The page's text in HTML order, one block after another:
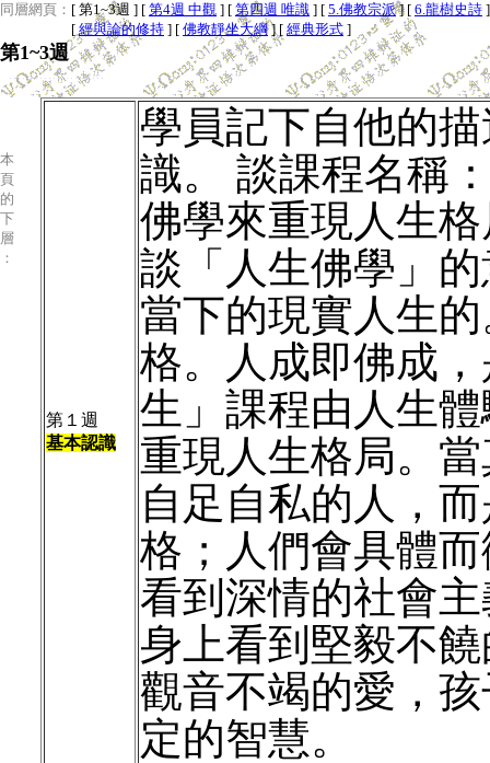
同層網頁： [ 第1~3週 ] [ 第4週 中觀 ] [ 第四週 唯識 ] [ 5.佛教宗派] [ 6.龍樹史詩 ]
[ 經與論的修持 ] [ 佛教靜坐大綱] [ 經典形式 ]
第1~3週
本
頁
的
下
層
：
第１週
基本認識
學員記下自他的
識。 談課程名稱
佛學來重現人生
談「人生佛學」
當下的現實人生
格。人成即佛成
生」課程由人生
重現人生格局。
自足自私的人，
格；人們會具體
看到深情的社會
身上看到堅毅不
觀音不竭的愛，
定的智慧。